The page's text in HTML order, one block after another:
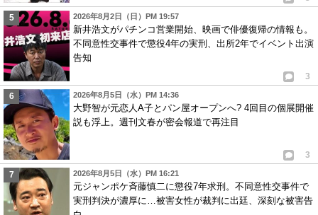
2026年8月2日（日）PM 19:57
新井浩文がパチンコ営業開始、映画で俳優復帰の情報も。
不同意性交事件で懲役4年の実刑、出所2年でイベント出演
告知
3
2026年8月5日（水）PM 14:36
大野智が元恋人A子とパン屋オープンへ? 4回目の個展開催
説も浮上。週刊文春が密会報道で再注目
3
2026年8月5日（水）PM 16:21
元ジャンポケ斉藤慎二に懲役7年求刑。不同意性交事件で
実刑判決が濃厚に…被害女性が裁判に出廷、深刻な被害告